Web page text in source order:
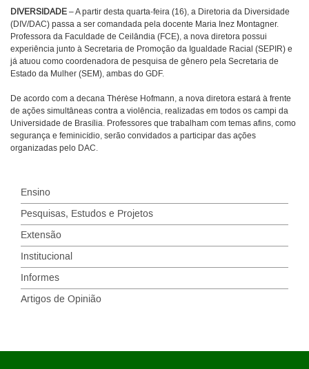
DIVERSIDADE – A partir desta quarta-feira (16), a Diretoria da Diversidade
(DIV/DAC) passa a ser comandada pela docente Maria Inez Montagner.
Professora da Faculdade de Ceilândia (FCE), a nova diretora possui
experiência junto à Secretaria de Promoção da Igualdade Racial (SEPIR) e
já atuou como coordenadora de pesquisa de gênero pela Secretaria de
Estado da Mulher (SEM), ambas do GDF.
De acordo com a decana Thérèse Hofmann, a nova diretora estará à frente
de ações simultâneas contra a violência, realizadas em todos os campi da
Universidade de Brasília. Professores que trabalham com temas afins, como
segurança e feminicídio, serão convidados a participar das ações
organizadas pelo DAC.
Ensino
Pesquisas, Estudos e Projetos
Extensão
Institucional
Informes
Artigos de Opinião